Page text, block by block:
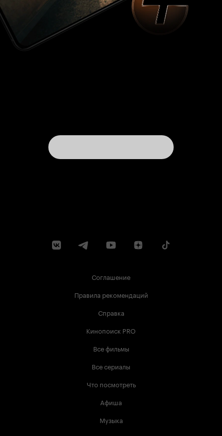
Соглашение
Правила рекомендаций
Справка
Кинопоиск PRO
Все фильмы
Все сериалы
Что посмотреть
Афиша
Музыка